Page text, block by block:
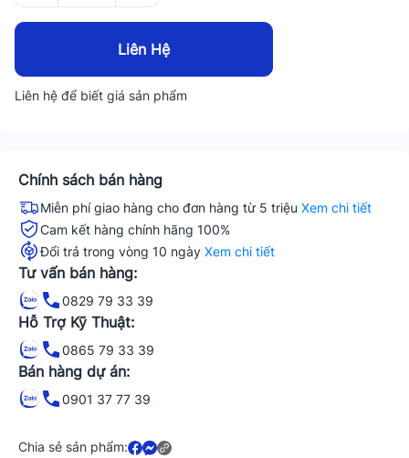
Liên Hệ
Liên hệ để biết giá sản phẩm
Chính sách bán hàng
Miễn phí giao hàng cho đơn hàng từ 5 triệu Xem chi tiết
Cam kết hàng chính hãng 100%
Đổi trả trong vòng 10 ngày Xem chi tiết
Tư vấn bán hàng:
0829 79 33 39
Hỗ Trợ Kỹ Thuật:
0865 79 33 39
Bán hàng dự án:
0901 37 77 39
Chia sẻ sản phẩm: